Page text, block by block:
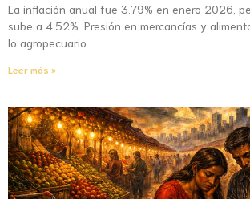
La inflación anual fue 3.79% en enero 2026,
sube a 4.52%. Presión en mercancías y
lo agropecuario.
Leer más »